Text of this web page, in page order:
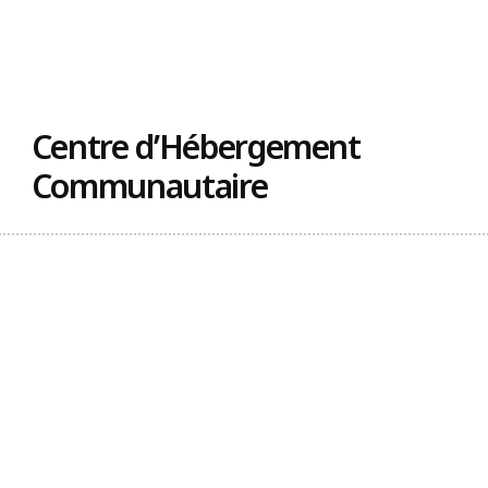
Centre d’Hébergement
Communautaire